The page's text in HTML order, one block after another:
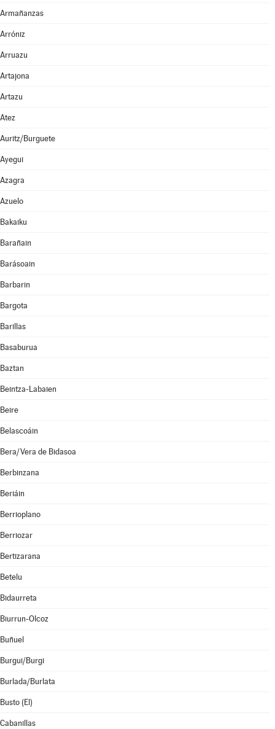
Armañanzas
Arróniz
Arruazu
Artajona
Artazu
Atez
Auritz/Burguete
Ayegui
Azagra
Azuelo
Bakaiku
Barañain
Barásoain
Barbarin
Bargota
Barillas
Basaburua
Baztan
Beintza-Labaien
Beire
Belascoáin
Bera/Vera de Bidasoa
Berbinzana
Beriáin
Berrioplano
Berriozar
Bertizarana
Betelu
Bidaurreta
Biurrun-Olcoz
Buñuel
Burgui/Burgi
Burlada/Burlata
Busto (El)
Cabanillas